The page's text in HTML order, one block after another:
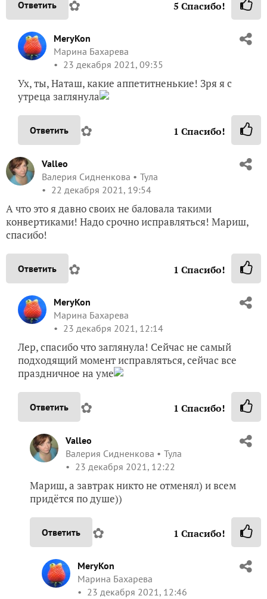
Ответить ✿ 5 Спасибо!
MeryKon
Марина Бахарева
23 декабря 2021, 09:35
Ух, ты, Наташ, какие аппетитненькие! Зря я с
утреца заглянула
Ответить ✿ 1 Спасибо!
Valleo
Валерия Сидненкова
Тула
22 декабря 2021, 19:54
А что это я давно своих не баловала такими
конвертиками! Надо срочно исправляться! Мариш,
спасибо!
Ответить ✿ 1 Спасибо!
MeryKon
Марина Бахарева
23 декабря 2021, 12:14
Лер, спасибо что заглянула! Сейчас не самый
подходящий момент исправляться, сейчас все
праздничное на уме
Ответить ✿ 1 Спасибо!
Valleo
Валерия Сидненкова
Тула
23 декабря 2021, 12:22
Мариш, а завтрак никто не отменял) и всем
придётся по душе))
Ответить ✿ 1 Спасибо!
MeryKon
Марина Бахарева
23 декабря 2021, 12:46